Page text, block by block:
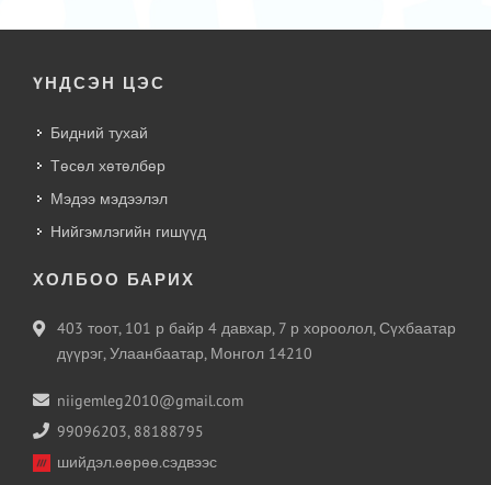
ҮНДСЭН ЦЭС
Бидний тухай
Төсөл хөтөлбөр
Мэдээ мэдээлэл
Нийгэмлэгийн гишүүд
ХОЛБОО БАРИХ
403 тоот, 101 р байр 4 давхар, 7 р хороолол, Сүхбаатар
дүүрэг, Улаанбаатар, Монгол 14210
niigemleg2010@gmail.com
99096203, 88188795
шийдэл.өөрөө.сэдвээс